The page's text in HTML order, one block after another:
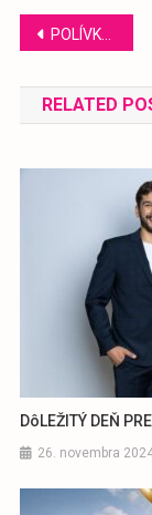
Navigácia
v
článku
POLÍVKA A DONUTIL ZNOVA SPOLU NA PLÁTNE
RELATED
DôLEŽITÝ DEŇ
26. novembra